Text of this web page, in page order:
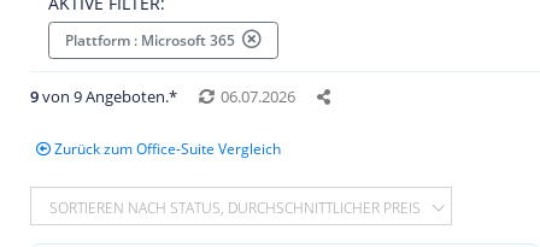
Plattform : Microsoft 365
9von 9 Angeboten.* 06.07.2026
Zurück zum Office-Suite Vergleich
SORTIEREN NACH STATUS, DURCHSCHNITTLICHER PREIS